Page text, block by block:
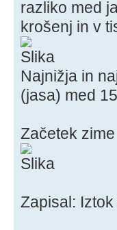
razliko med
krošenj in v
Najnižja in
(jasa) med
Začetek
Zapisal: